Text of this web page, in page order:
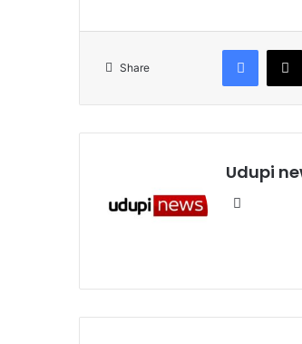
Share
Facebook
Udupi